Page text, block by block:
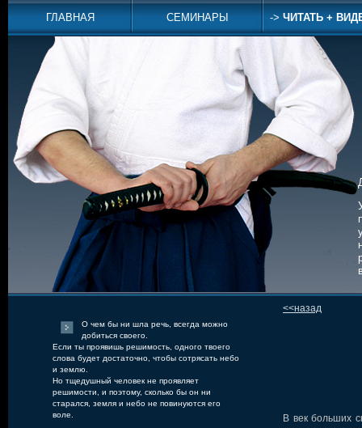
ГЛАВНАЯ СЕМИНАРЫ -> ЧИТАТЬ +
О чем бы ни шла речь, всегда можно
добиться своего.
Если ты проявишь решимость, одного твоего
слова будет достаточно, чтобы сотрясать небо
и землю.
Но тщедушный человек не проявляет
решимости, и поэтому, сколько бы он ни
старался, земля и небо не повинуются его
воле.
<<назад
В век больших